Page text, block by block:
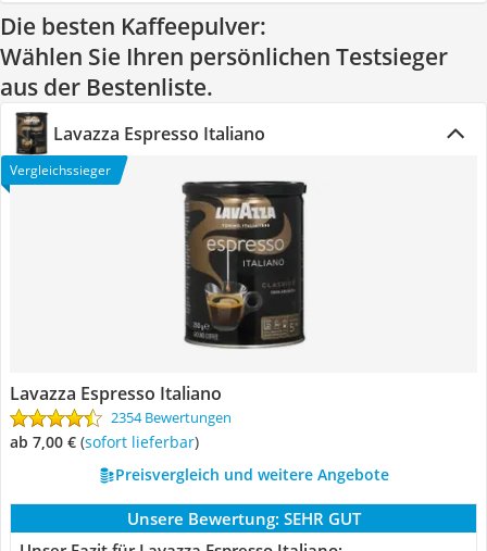
Die besten Kaffeepulver:
Wählen Sie Ihren persönlichen Testsieger
aus der Bestenliste.
Lavazza Espresso Italiano
Vergleichssieger
Lavazza Espresso Italiano
2354 Bewertungen
ab 7,00 € ( Sofort lieferbar)
Preisvergleich und weitere Angebote
Unsere Bewertung: SEHR GUT